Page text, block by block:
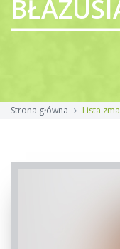
Strona główna Lista